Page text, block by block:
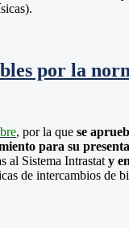
por la
, por la que se
para su
al Sistema Intrastat y
de intercambios de